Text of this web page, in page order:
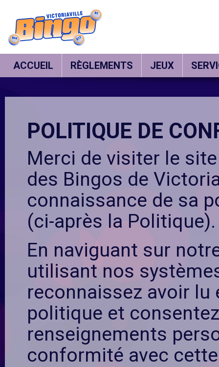
BINGO
VICTORIAVILLE
ACCUEIL RÈGLEMENTS JEUX
POLITIQUE DE
Merci de visiter le
des Bingos de
connaissance de sa
(ci-après la Politique).
En naviguant sur
utilisant nos
reconnaissez avoir
politique et
renseignements
conformité avec